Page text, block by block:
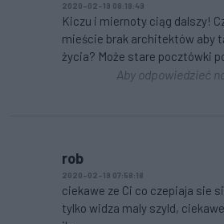
2020-02-19 08:18:49
Kiczu i miernoty ciąg dalszy!
mieście brak architektów aby
życia? Może stare pocztówki
Aby odpowiedzieć
rob
2020-02-19 07:58:18
ciekawe ze Ci co czepiaja sie
tylko widza maly szyld,